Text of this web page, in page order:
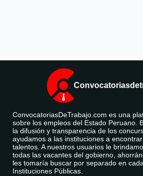
ConvocatoriasDeTrabajo.com es una
sobre los empleos del Estado Peruano.
la difusión y transparencia de los
ayudamos a las instituciones a
talentos. A nuestros usuarios le
todas las vacantes del gobierno,
les tomaría buscar por separado en
Instituciones Públicas.